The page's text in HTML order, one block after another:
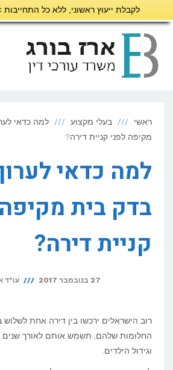
לקבלת ייעוץ ראשוני, ללא כל התחייבות
ראשי בעלי מקצוע
למה כדאי
מקיפה לפני קניית דירה?
למה כדאי
בדק בית
קניית דירה?
27 בנובמבר 2017 עו"ד
רוב הישראלים ירכשו בין דירה אחת
החלומות שלהם, תשמש אותם לאורך שנים
וגידול הילדים.